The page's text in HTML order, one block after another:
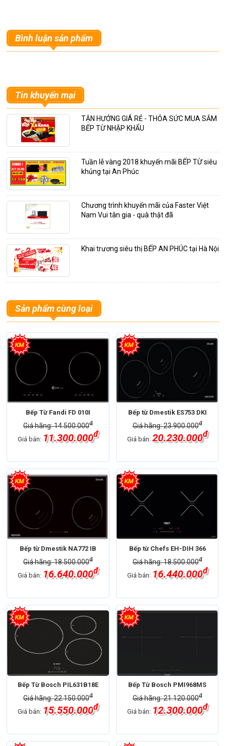
Bình luận sản phẩm
Tin khuyến mại
TẬN HƯỞNG GIÁ RẺ - THỎA SỨC MUA SẮM
BẾP TỪ NHẬP KHẨU
Tuần lễ vàng 2018 khuyến mãi BẾP TỪ siêu
khủng tại An Phúc
Chương trình khuyến mãi của Faster Việt
Nam Vui tân gia - quà thật đã
Khai trương siêu thị BẾP AN PHÚC tại Hà Nội
Sản phẩm cùng loại
Bếp Từ Fandi FD 010I
Giá hãng: 14.500.000đ
Giá bán: 11.300.000đ
Bếp từ Dmestik ES753 DKI
Giá hãng: 23.900.000đ
Giá bán: 20.230.000đ
Bếp từ Dmestik NA772 IB
Giá hãng: 18.500.000đ
Giá bán: 16.640.000đ
Bếp từ Chefs EH-DIH 366
Giá hãng: 18.500.000đ
Giá bán: 16.440.000đ
Bếp Từ Bosch PIL631B18E
Giá hãng: 22.150.000đ
Giá bán: 15.550.000đ
Bếp Từ Bosch PMI968MS
Giá hãng: 21.120.000đ
Giá bán: 12.300.000đ